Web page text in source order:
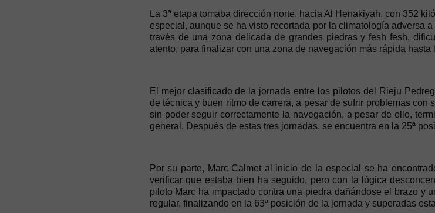
La 3ª etapa tomaba dirección norte, hacia Al Henakiyah, con 352
especial, aunque se ha visto recortada por la climatología adversa
través de una zona delicada de grandes piedras y fesh fesh,
atento, para finalizar con una zona de navegación más rápida hasta
El mejor clasificado de la jornada entre los pilotos del Rieju
de técnica y buen ritmo de carrera, a pesar de sufrir problemas
sin poder seguir correctamente la navegación, a pesar de ello,
general. Después de estas tres jornadas, se encuentra en la 25ª
Por su parte, Marc Calmet al inicio de la especial se ha
verificar que estaba bien ha seguido, pero con la lógica
piloto Marc ha impactado contra una piedra dañándose el brazo y
regular, finalizando en la 63ª posición de la jornada y superadas